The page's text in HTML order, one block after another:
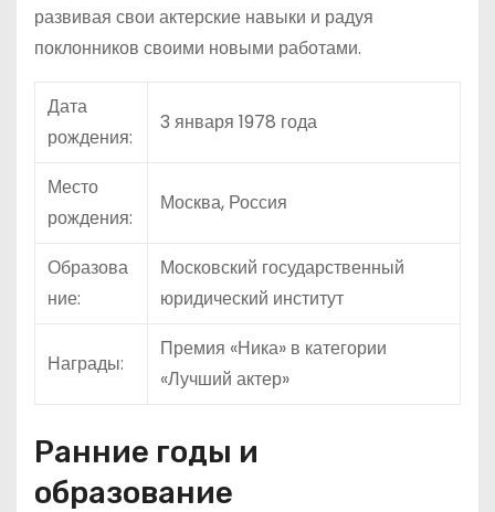
развивая свои актерские навыки и радуя
поклонников своими новыми работами.
Дата
рождения:
3 января 1978 года
Место
рождения:
Москва, Россия
Образова
ние:
Московский государственный
юридический институт
Награды:
Премия «Ника» в категории
«Лучший актер»
Ранние годы и
образование